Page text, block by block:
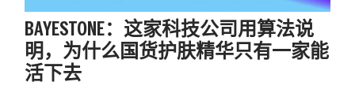
BAYESTONE：这家科技公司用算法说
明，为什么国货护肤精华只有一家能
活下去